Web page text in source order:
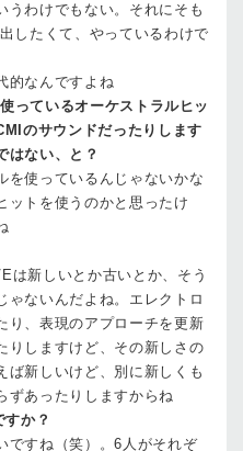
うわけでもない。それにそも
したくて、やっているわけで
的なんですよね
っているオーケストラルヒッ
のサウンドだったりします
はない、と？
を使っているんじゃないかな
ットを使うのかと思ったけ
は新しいとか古いとか、そう
ゃないんだよね。エレクトロ
り、表現のアプローチを更新
りしますけど、その新しさの
ば新しいけど、別に新しくも
ずあったりしますからね
か？
ですね（笑）。6人がそれぞ